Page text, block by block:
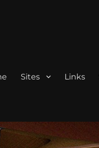
Sites Links